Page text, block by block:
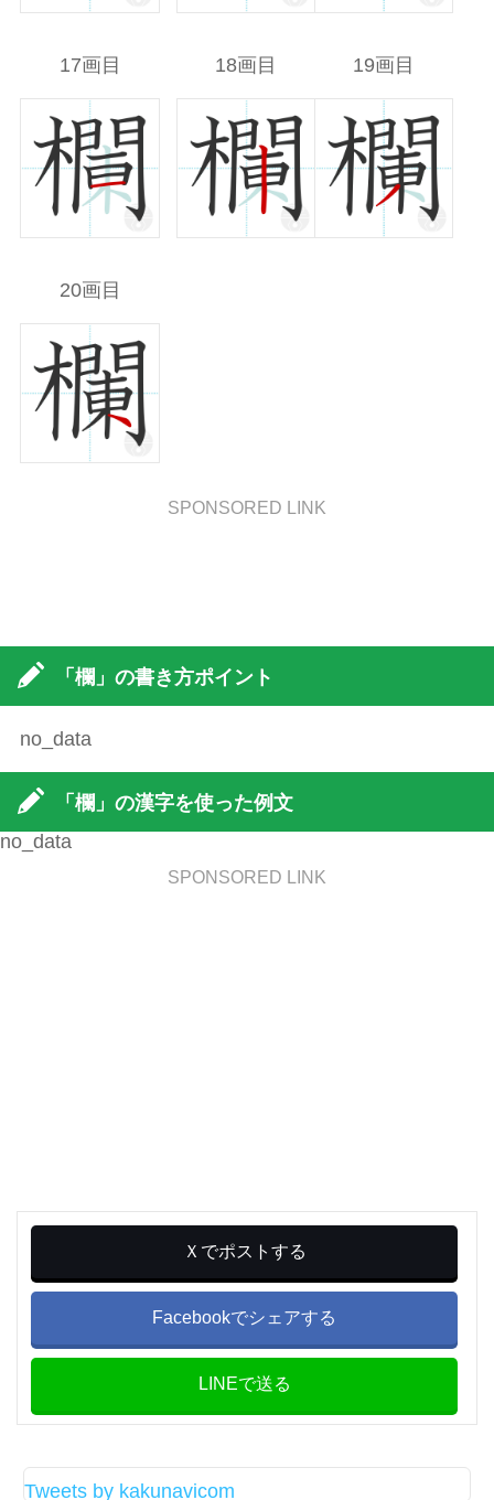
17画目 18画目 19画目
20画目
SPONSORED LINK
「欄」の書き方ポイント
no_data
「欄」の漢字を使った例文
no_data
SPONSORED LINK
Ｘでポストする
Facebookでシェアする
LINEで送る
Tweets by kakunavicom